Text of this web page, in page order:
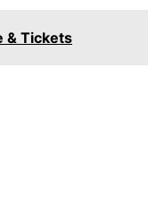
& Tickets